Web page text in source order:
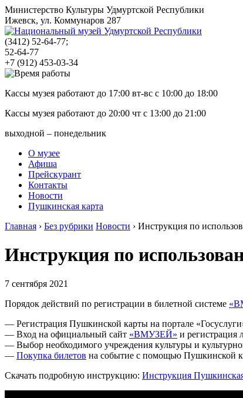
Министерство Культуры Удмуртской Республики
Ижевск, ул. Коммунаров 287
(3412) 52-64-77;
52-64-77
+7 (912) 453-03-34
Кассы музея работают до 17:00 вт-вс с 10:00 до 18:00
Кассы музея работают до 20:00 чт с 13:00 до 21:00
выходной – понедельник
О музее
Афиша
Прейскурант
Контакты
Новости
Пушкинская карта
Главная › Без рубрики Новости › Инструкция по
Инструкция по
7 сентября 2021
Порядок действий по регистрации в билетной системе
— Регистрация Пушкинской карты на портале
— Вход на официальный сайт «ВМУЗЕЙ» и регистрация
— Выбор необходимого учреждения культуры и
— Покупка билетов на событие с помощью Пушкинской
Скачать подробную инструкцию: Инструкция